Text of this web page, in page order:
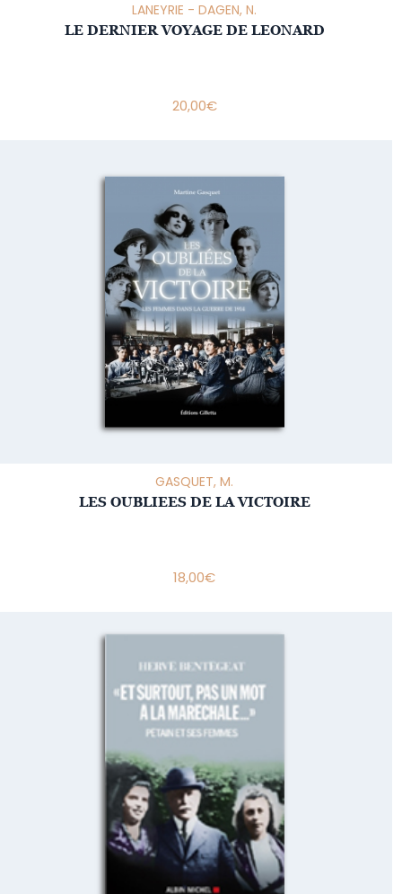
LANEYRIE - DAGEN, N.
LE DERNIER VOYAGE DE LEONARD
20,00€
GASQUET, M.
LES OUBLIEES DE LA VICTOIRE
18,00€